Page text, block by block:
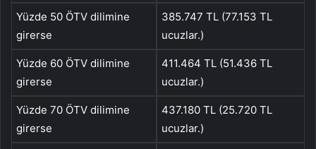
Yüzde 50 ÖTV dilimine
girerse
385.747 TL (77.153 TL
ucuzlar.)
Yüzde 60 ÖTV dilimine
girerse
411.464 TL (51.436‬ TL
ucuzlar.)
Yüzde 70 ÖTV dilimine
girerse
437.180 TL (25.720 TL
ucuzlar.)